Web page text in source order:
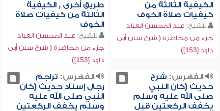
الكيفية الثالثة من
كيفيات صلاة الخوف
للشيخ: عبد المحسن العباد
جزء من محاضرة ( شرح سنن أبي
داود [153])
طريق أخرى , الكيفية
الثالثة من كيفيات صلاة
الخوف
للشيخ: عبد المحسن العباد
جزء من محاضرة ( شرح سنن أبي
داود [153])
الفهرس: شرح
حديث (كان النبي
صلى الله عليه وسلم
يخفف الركعتين قبل
الفهرس: تراجم
رجال إسناد حديث (كان
النبي صلى الله عليه
وسلم يخفف الركعتين